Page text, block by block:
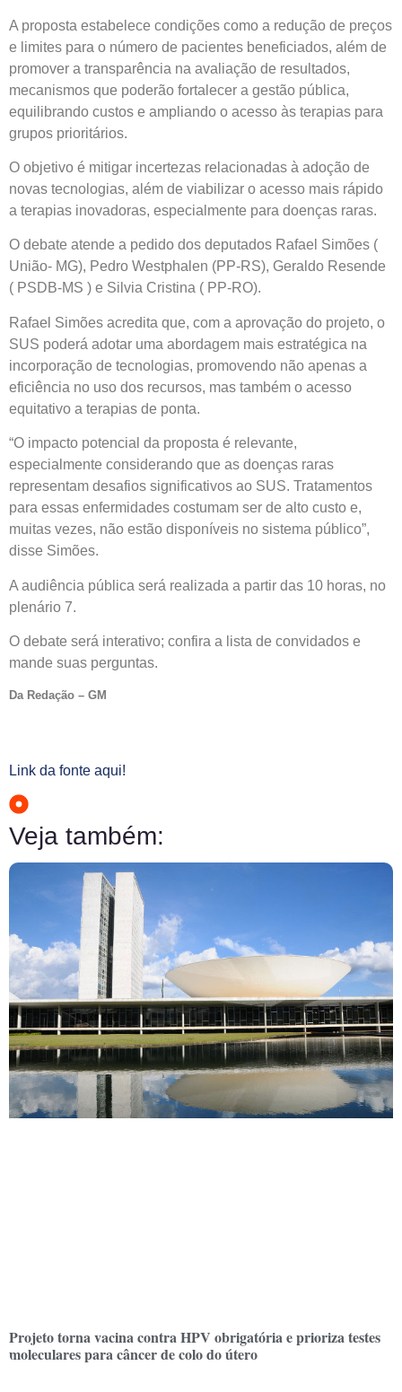
A proposta estabelece condições como a redução de preços
e limites para o número de pacientes beneficiados, além de
promover a transparência na avaliação de resultados,
mecanismos que poderão fortalecer a gestão pública,
equilibrando custos e ampliando o acesso às terapias para
grupos prioritários.
O objetivo é mitigar incertezas relacionadas à adoção de
novas tecnologias, além de viabilizar o acesso mais rápido
a terapias inovadoras, especialmente para doenças raras.
O debate atende a pedido dos deputados Rafael Simões (
União- MG), Pedro Westphalen (PP-RS), Geraldo Resende
( PSDB-MS ) e Silvia Cristina ( PP-RO).
Rafael Simões acredita que, com a aprovação do projeto, o
SUS poderá adotar uma abordagem mais estratégica na
incorporação de tecnologias, promovendo não apenas a
eficiência no uso dos recursos, mas também o acesso
equitativo a terapias de ponta.
“O impacto potencial da proposta é relevante,
especialmente considerando que as doenças raras
representam desafios significativos ao SUS. Tratamentos
para essas enfermidades costumam ser de alto custo e,
muitas vezes, não estão disponíveis no sistema público”,
disse Simões.
A audiência pública será realizada a partir das 10 horas, no
plenário 7.
O debate será interativo; confira a lista de convidados e
mande suas perguntas.
Da Redação – GM
Link da fonte aqui!
Veja também:
Projeto torna vacina contra HPV obrigatória e prioriza testes
moleculares para câncer de colo do útero